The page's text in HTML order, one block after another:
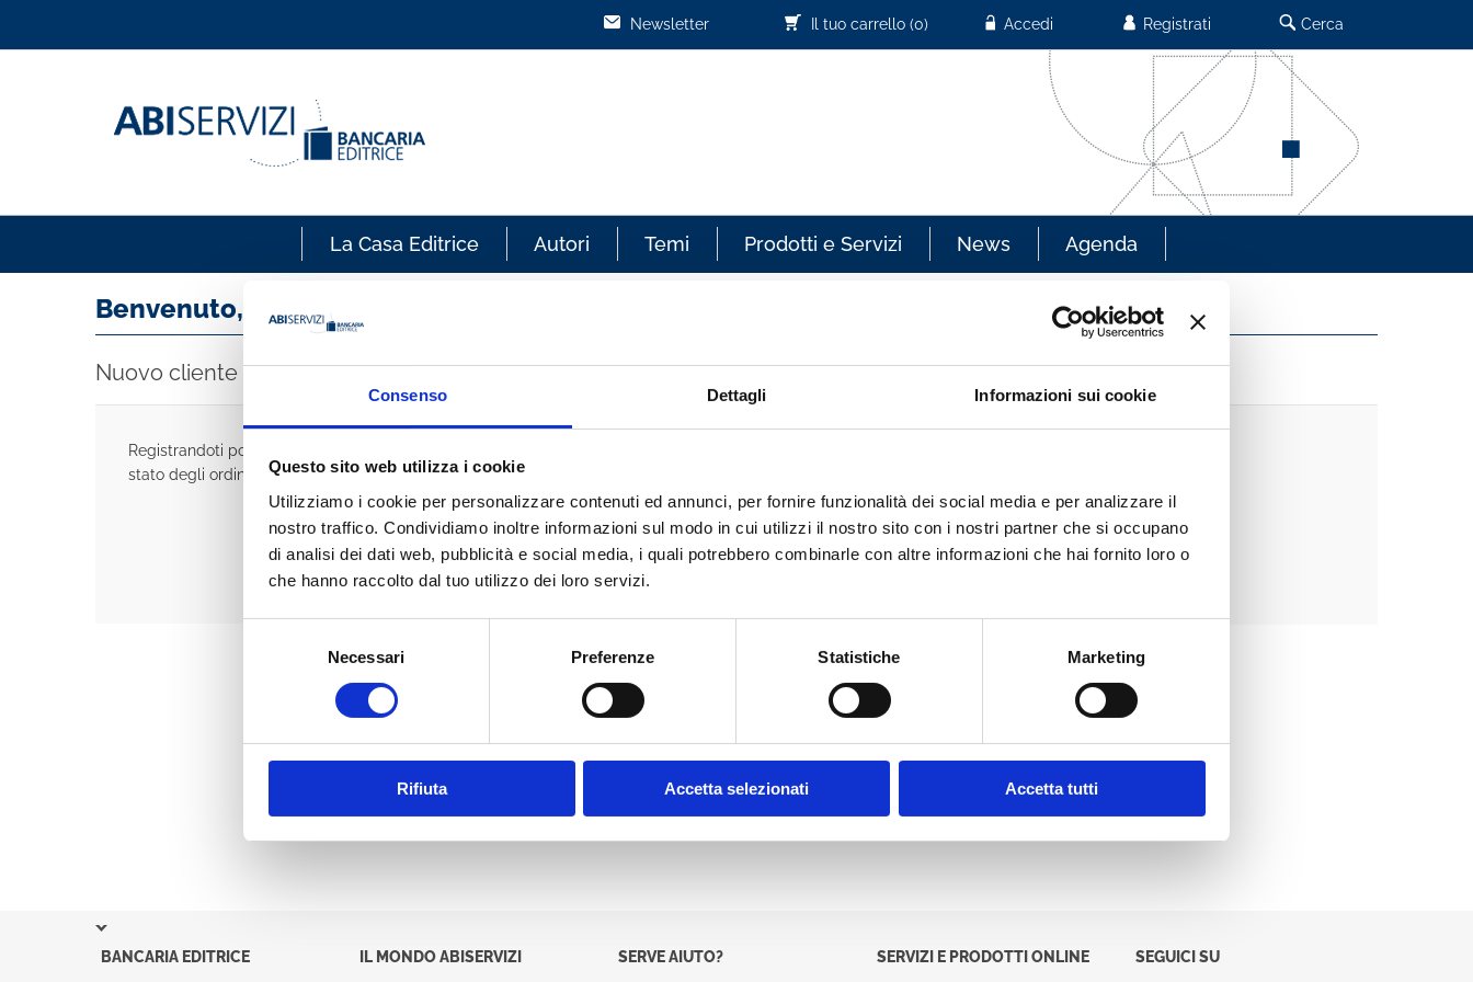
Consenso Dettagli Informazioni sui cookie
Questo sito web utilizza i cookie
Utilizziamo i cookie per personalizzare contenuti ed annunci, per fornire funzionalità dei social media e per analizzare il
nostro traffico. Condividiamo inoltre informazioni sul modo in cui utilizzi il nostro sito con i nostri partner che si occupano
di analisi dei dati web, pubblicità e social media, i quali potrebbero combinarle con altre informazioni che hai fornito loro o
che hanno raccolto dal tuo utilizzo dei loro servizi.
Necessari Preferenze Statistiche Marketing
Rifiuta Accetta selezionati Accetta tutti
Cerca
Registrati
Accedi
Il tuo carrello (0)
Newsletter
La Casa Editrice Autori Temi Prodotti e Servizi News Agenda
Benvenuto, accedi!
Nuovo cliente
Registrandoti potrai acquistare velocemente, essere sempre aggiornato sullo
stato degli ordini e rivedere la storia degli acquisti effettuati
Cliente già registrato
Password:
BANCARIA EDITRICE IL MONDO ABISERVIZI SERVE AIUTO? SERVIZI E PRODOTTI ONLINE SEGUICI SU